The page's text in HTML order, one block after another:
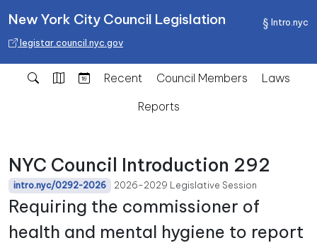
Intro.nyc
New York City Council Legislation
legistar.council.nyc.gov
Recent Council Members
Laws
Reports
NYC Council Introduction 292
intro.nyc/0292-2026 2026-2029 Legislative Session
Requiring the commissioner of
health and mental hygiene to report